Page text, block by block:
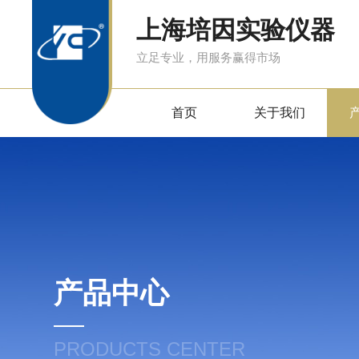
上海培因实验仪器
立足专业，用服务赢得市场
首页 关于我们
产品中心
PRODUCTS CENTER